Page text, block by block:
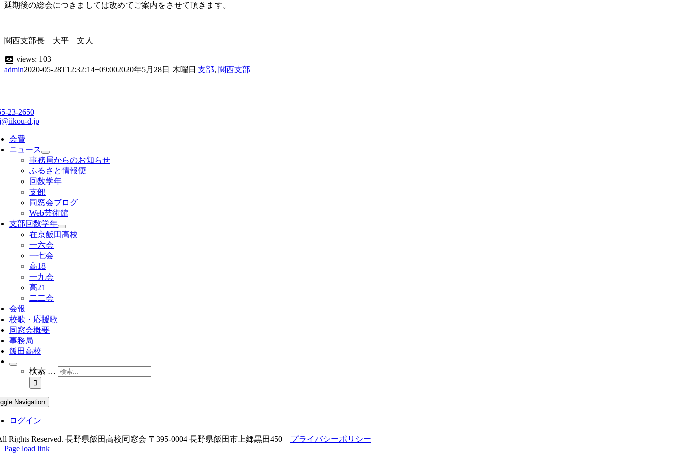
延期後の総会につきましては改めてご案内をさせて頂きます。
関西支部長 大平 文人
views: 103
admin2020-05-28T12:32:14+09:002020年5月28日 木曜日 |支部, 関西支部|
23-2650
d.jp
会費
ニュース
事務局からのお知らせ
ふるさと情報便
回数学年
支部
同窓会ブログ
Web芸術館
支部回数学年
在京飯田高校
一六会
一七会
高18
一九会
高21
二二会
会報
校歌・応援歌
同窓会概要
事務局
飯田高校
検索 …
Navigation
ログイン
Rights Reserved. 長野県飯田高校同窓会 〒395-0004 長野県飯田市上郷黒田450 プライバシーポリシー
Page load link